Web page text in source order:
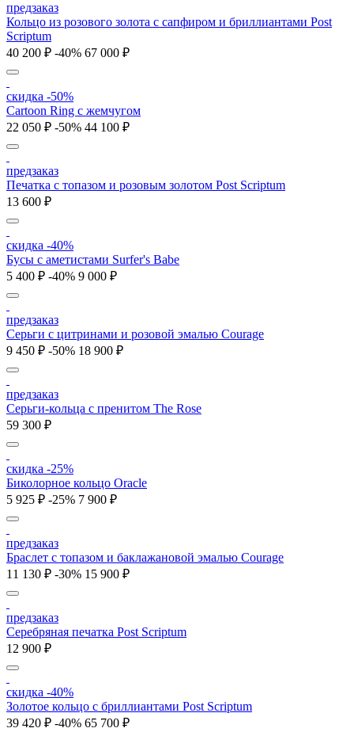
предзаказ
Кольцо из розового золота с сапфиром и бриллиантами Post
Scriptum
40 200 ₽ -40% 67 000 ₽
скидка -50%
Cartoon Ring с жемчугом
22 050 ₽ -50% 44 100 ₽
предзаказ
Печатка с топазом и розовым золотом Post Scriptum
13 600 ₽
скидка -40%
Бусы с аметистами Surfer's Babe
5 400 ₽ -40% 9 000 ₽
предзаказ
Серьги с цитринами и розовой эмалью Courage
9 450 ₽ -50% 18 900 ₽
предзаказ
Серьги-кольца с пренитом The Rose
59 300 ₽
скидка -25%
Биколорное кольцо Oracle
5 925 ₽ -25% 7 900 ₽
предзаказ
Браслет с топазом и баклажановой эмалью Courage
11 130 ₽ -30% 15 900 ₽
предзаказ
Серебряная печатка Post Scriptum
12 900 ₽
скидка -40%
Золотое кольцо с бриллиантами Post Scriptum
39 420 ₽ -40% 65 700 ₽